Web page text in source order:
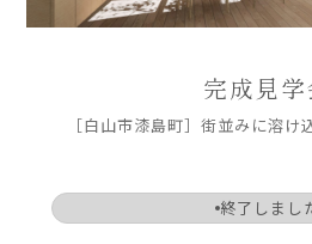
CONTENTS
- ARS WAY
土地情報
完成見学
［白山市漆島町］街並みに溶け
終了しまし